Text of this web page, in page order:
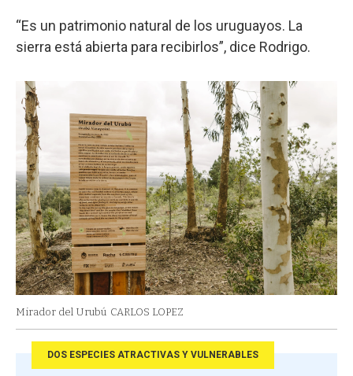
“Es un patrimonio natural de los uruguayos. La
sierra está abierta para recibirlos”, dice Rodrigo.
Mirador del Urubú CARLOS LOPEZ
DOS ESPECIES ATRACTIVAS Y VULNERABLES